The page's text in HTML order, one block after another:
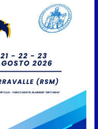
quattro Primavera
Prima Squadra
“Cena Tramonto &
di
a Faetano.
e la regia di